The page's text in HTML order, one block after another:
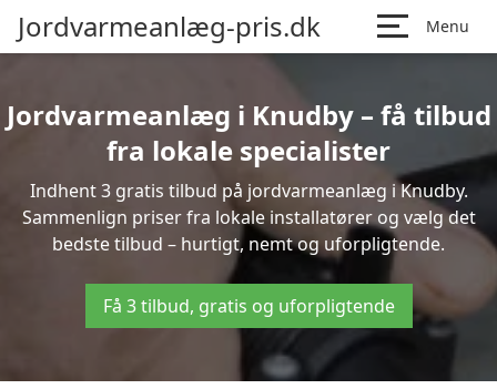
Jordvarmeanlæg-pris.dk Menu
Jordvarmeanlæg i Knudby – få tilbud
fra lokale specialister
Indhent 3 gratis tilbud på jordvarmeanlæg i Knudby.
Sammenlign priser fra lokale installatører og vælg det
bedste tilbud – hurtigt, nemt og uforpligtende.
Få 3 tilbud, gratis og uforpligtende